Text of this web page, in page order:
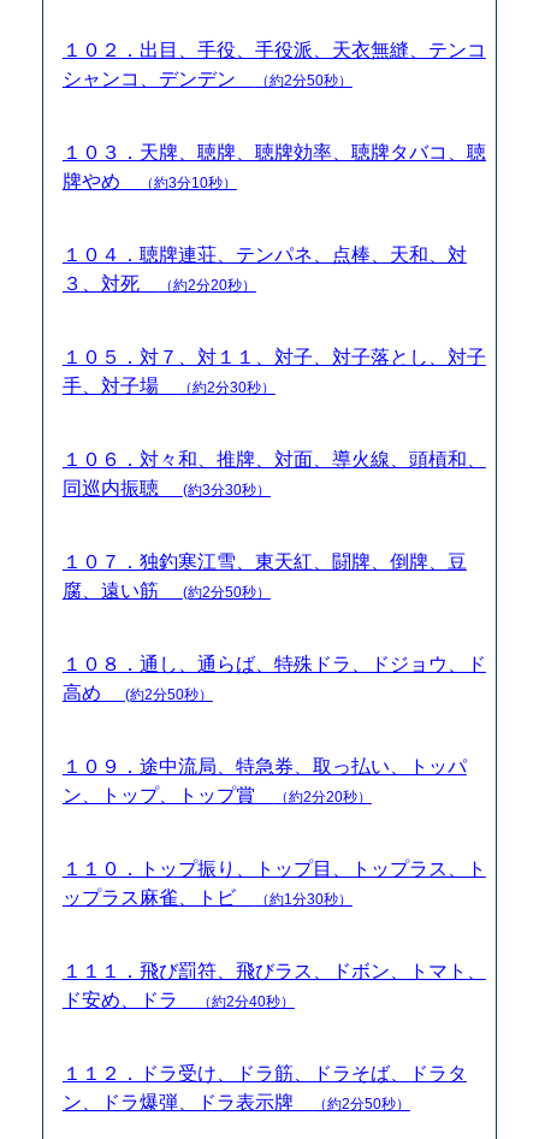
１０２．出目、手役、手役派、天衣無縫、テンコ
シャンコ、デンデン
（約2分50秒）
１０３．天牌、聴牌、聴牌効率、聴牌タバコ、聴
牌やめ
（約3分10秒）
１０４．聴牌連荘、テンパネ、点棒、天和、対
３、対死
（約2分20秒）
１０５．対７、対１１、対子、対子落とし、対子
手、対子場
（約2分30秒）
１０６．対々和、推牌、対面、導火線、頭槓和、
同巡内振聴
(約3分30秒）
１０７．独釣寒江雪、東天紅、闘牌、倒牌、豆
腐、遠い筋
(約2分50秒）
１０８．通し、通らば、特殊ドラ、ドジョウ、ド
高め
(約2分50秒）
１０９．途中流局、特急券、取っ払い、トッパ
ン、トップ、トップ賞
（約2分20秒）
１１０．トップ振り、トップ目、トップラス、ト
ップラス麻雀、トビ
（約1分30秒）
１１１．飛び罰符、飛びラス、ドボン、トマト、
ド安め、ドラ
（約2分40秒）
１１２．ドラ受け、ドラ筋、ドラそば、ドラタ
ン、ドラ爆弾、ドラ表示牌
（約2分50秒）